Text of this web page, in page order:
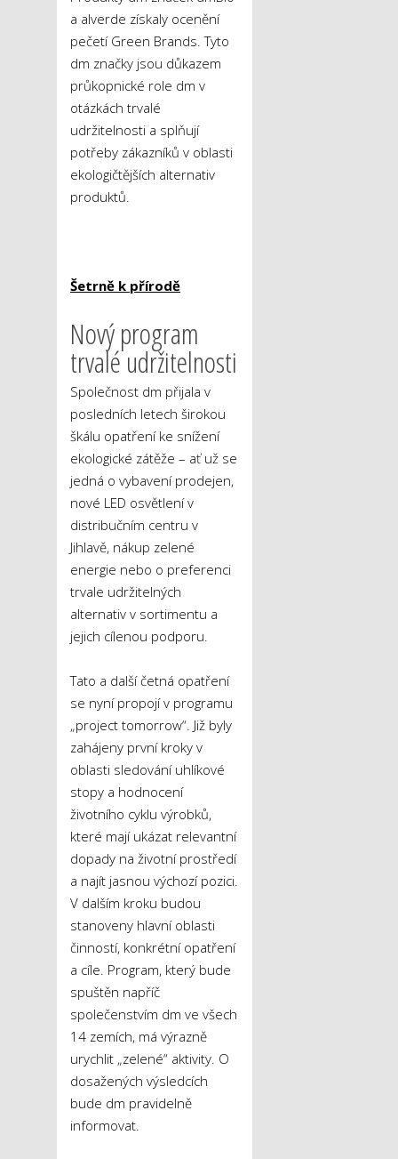
a alverde získaly ocenění
pečetí Green Brands. Tyto
dm značky jsou důkazem
průkopnické role dm v
otázkách trvalé
udržitelnosti a splňují
potřeby zákazníků v oblasti
ekologičtějších alternativ
produktů.
Šetrně k přírodě
Nový program
trvalé udržitelnosti
Společnost dm přijala v
posledních letech širokou
škálu opatření ke snížení
ekologické zátěže – ať už se
jedná o vybavení prodejen,
nové LED osvětlení v
distribučním centru v
Jihlavě, nákup zelené
energie nebo o preferenci
trvale udržitelných
alternativ v sortimentu a
jejich cílenou podporu.
Tato a další četná opatření
se nyní propojí v programu
„project tomorrow“. Již byly
zahájeny první kroky v
oblasti sledování uhlíkové
stopy a hodnocení
životního cyklu výrobků,
které mají ukázat relevantní
dopady na životní prostředí
a najít jasnou výchozí pozici.
V dalším kroku budou
stanoveny hlavní oblasti
činností, konkrétní opatření
a cíle. Program, který bude
spuštěn napříč
společenstvím dm ve všech
14 zemích, má výrazně
urychlit „zelené“ aktivity. O
dosažených výsledcích
bude dm pravidelně
informovat.